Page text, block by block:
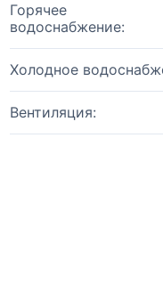
Горячее
водоснабжение:
Холодное
Вентиляция: